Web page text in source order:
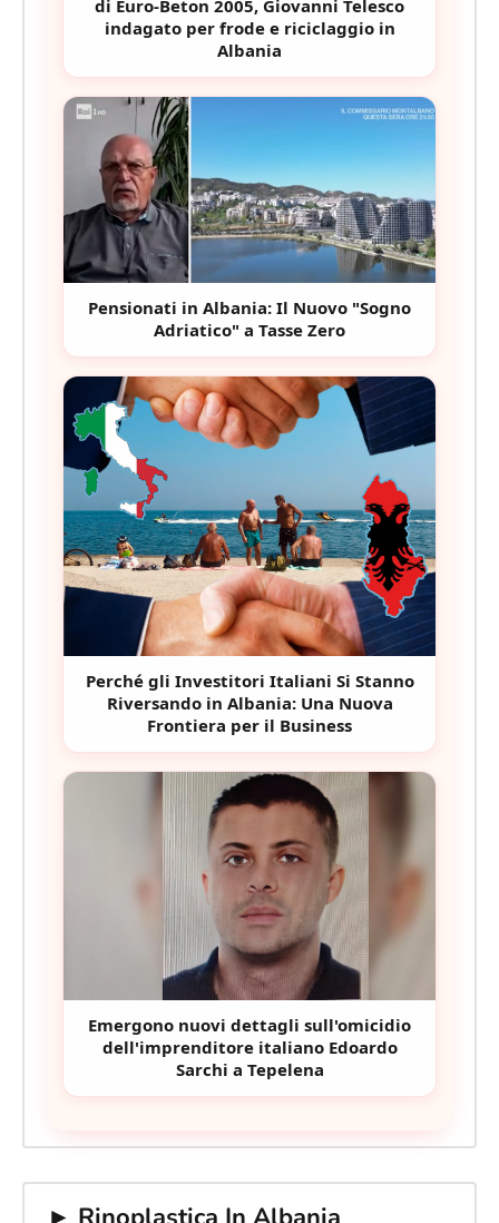
di Euro-Beton 2005, Giovanni Telesco
indagato per frode e riciclaggio in
Albania
Pensionati in Albania: Il Nuovo "Sogno
Adriatico" a Tasse Zero
Perché gli Investitori Italiani Si Stanno
Riversando in Albania: Una Nuova
Frontiera per il Business
Emergono nuovi dettagli sull'omicidio
dell'imprenditore italiano Edoardo
Sarchi a Tepelena